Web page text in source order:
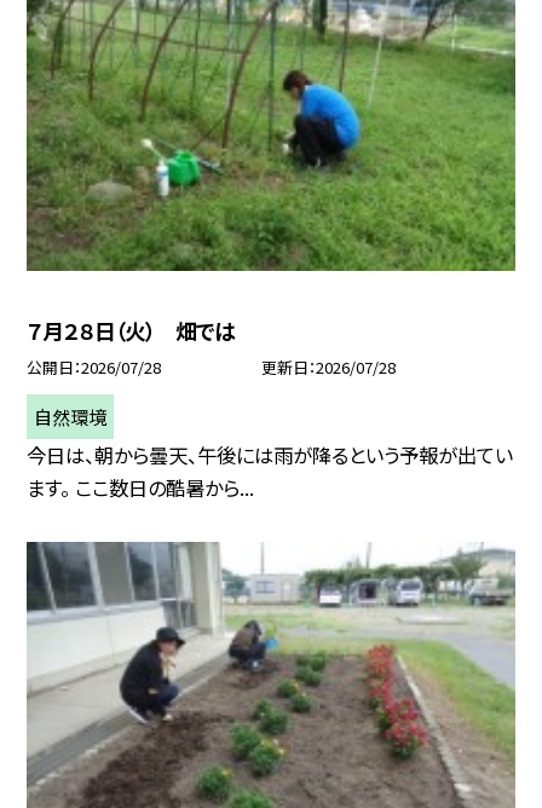
７月２８日（火） 畑では
公開日 2026/07/28 更新日 2026/07/28
自然環境
今日は、朝から曇天、午後には雨が降るという予報が出てい
ます。 ここ数日の酷暑から...